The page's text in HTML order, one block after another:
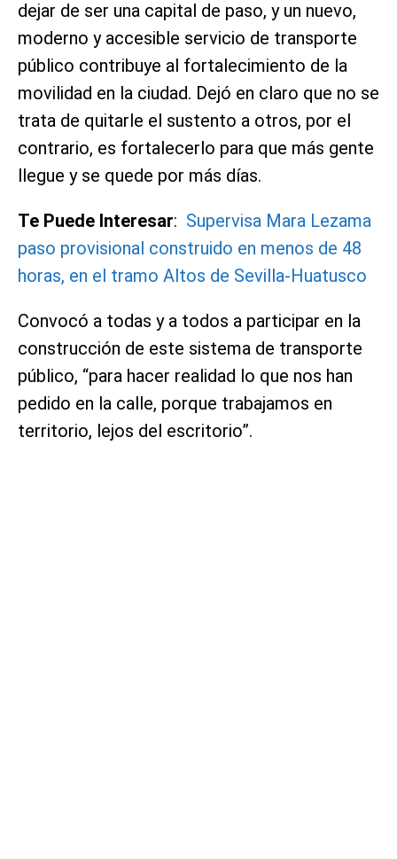
dejar de ser una capital de paso, y un nuevo,
moderno y accesible servicio de transporte
público contribuye al fortalecimiento de la
movilidad en la ciudad. Dejó en claro que no se
trata de quitarle el sustento a otros, por el
contrario, es fortalecerlo para que más gente
llegue y se quede por más días.
Te Puede Interesar: Supervisa Mara Lezama
paso provisional construido en menos de 48
horas, en el tramo Altos de Sevilla-Huatusco
Convocó a todas y a todos a participar en la
construcción de este sistema de transporte
público, “para hacer realidad lo que nos han
pedido en la calle, porque trabajamos en
territorio, lejos del escritorio”.